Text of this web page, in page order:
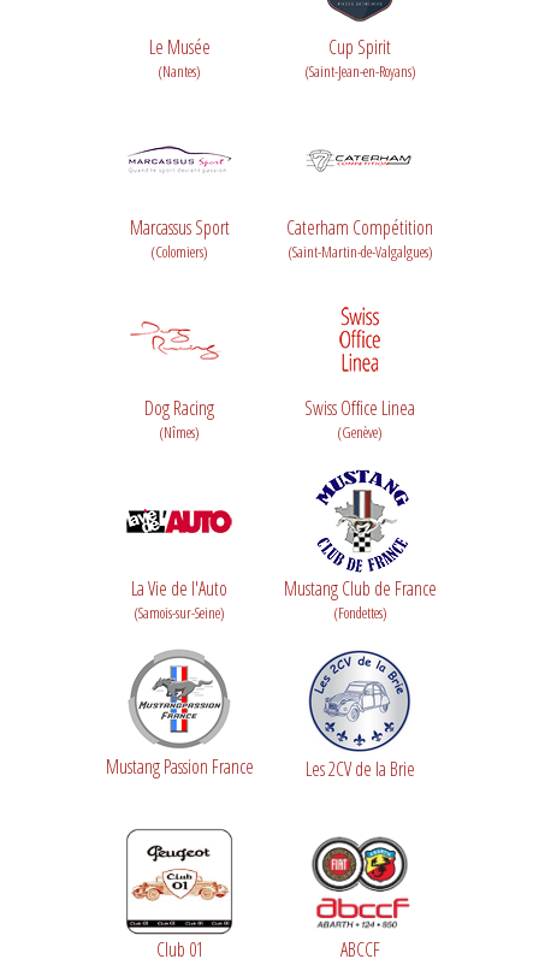
Le Musée
(Nantes)
Cup Spirit
(Saint-Jean-en-Royans)
Marcassus Sport
(Colomiers)
Caterham Compétition
(Saint-Martin-de-Valgalgues)
Dog Racing
(Nîmes)
Swiss Office Linea
(Genève)
La Vie de l'Auto
(Samois-sur-Seine)
Mustang Club de France
(Fondettes)
Mustang Passion France Les 2CV de la Brie
Club 01 ABCCF